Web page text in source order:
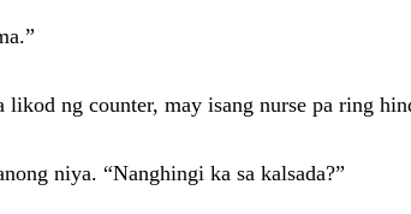
ng counter, may isang nurse pa ring
niya. “Nanghingi ka sa kalsada?”